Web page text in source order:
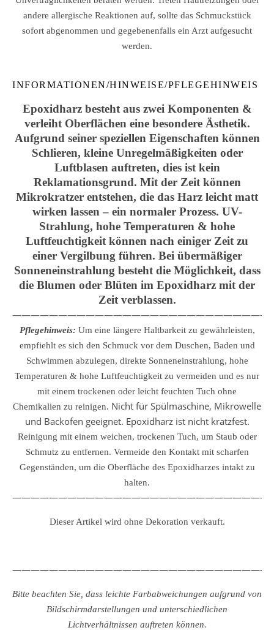
andere allergische Reaktionen auf, sollte das Schmuckstück
sofort abgenommen und gegebenenfalls ein Arzt aufgesucht
werden.
INFORMATIONEN/HINWEISE/PFLEGEHINWEIS
Epoxidharz besteht aus zwei Komponenten &
verleiht Oberflächen eine besondere Ästhetik.
Aufgrund seiner speziellen Eigenschaften können
Schlieren, kleine Unregelmäßigkeiten oder
Luftblasen auftreten, dies ist kein
Reklamationsgrund. Mit der Zeit können
Mikrokratzer entstehen, die das Harz leicht matt
wirken lassen – ein normaler Prozess. UV-
Strahlung, hohe Temperaturen & hohe
Luftfeuchtigkeit können nach einiger Zeit zu
einer Vergilbung führen. Bei übermäßiger
Sonneneinstrahlung besteht die Möglichkeit, dass
die Blumen oder Blüten im Epoxidharz mit der
Zeit verblassen.
Pflegehinweis: Um eine längere Haltbarkeit zu gewährleisten,
empfiehlt es sich den Schmuck vor dem Duschen, Baden und
Schwimmen abzulegen, direkte Sonneneinstrahlung, hohe
Temperaturen & hohe Luftfeuchtigkeit zu vermeiden und es nur
mit einem trockenen oder leicht feuchten Tuch ohne
Chemikalien zu reinigen. Nicht für Spülmaschine, Mikrowelle
und Backofen geeignet. Epoxidharz ist nicht kratzfest.
Reinigung mit einem weichen, trockenen Tuch, um Staub oder
Schmutz zu entfernen. Vermeide den Kontakt mit scharfen
Gegenständen, um die Oberfläche des Epoxidharzes intakt zu
halten.
Dieser Artikel wird ohne Dekoration verkauft.
Bitte beachten Sie, dass leichte Farbabweichungen aufgrund von
Bildschirmdarstellungen und unterschiedlichen
Lichtverhältnissen auftreten können.